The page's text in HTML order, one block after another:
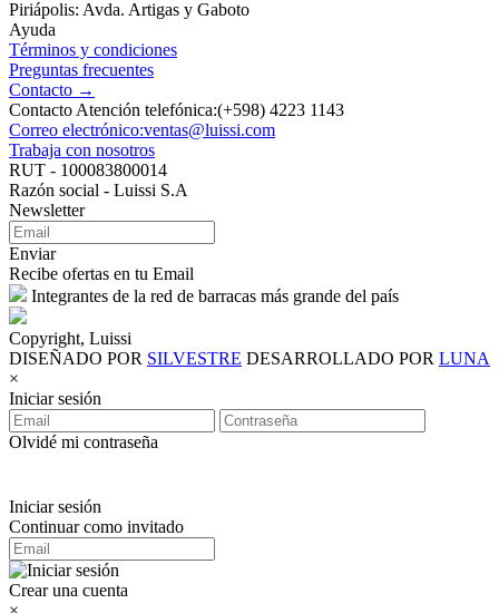
Piriápolis: Avda. Artigas y Gaboto
Ayuda
Términos y condiciones
Preguntas frecuentes
Contacto →
Contacto Atención telefónica:(+598) 4223 1143
Correo electrónico:ventas@luissi.com
Trabaja con nosotros
RUT - 100083800014
Razón social - Luissi S.A
Newsletter
Enviar
Recibe ofertas en tu Email
Integrantes de la red de barracas más grande del país
Copyright, Luissi
DISEÑADO POR SILVESTRE DESARROLLADO POR LUNA
×
Iniciar sesión
Olvidé mi contraseña
Iniciar sesión
Continuar como invitado
Crear una cuenta